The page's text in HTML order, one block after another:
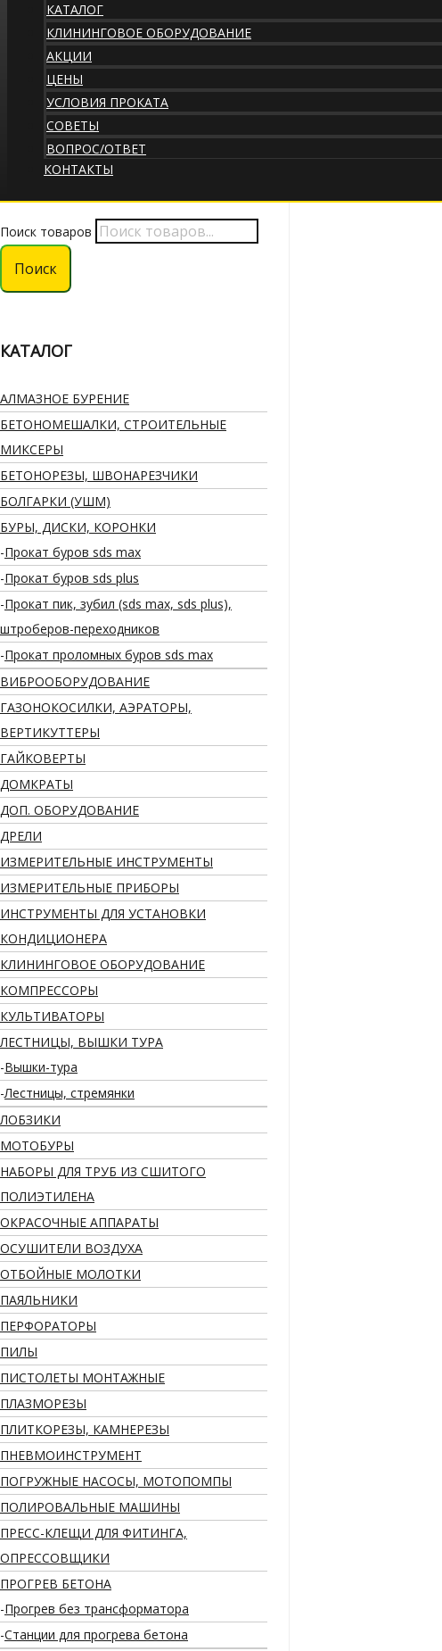
КАТАЛОГ
КЛИНИНГОВОЕ ОБОРУДОВАНИЕ
АКЦИИ
ЦЕНЫ
УСЛОВИЯ ПРОКАТА
СОВЕТЫ
ВОПРОС/ОТВЕТ
КОНТАКТЫ
Поиск товаров
Поиск
КАТАЛОГ
АЛМАЗНОЕ БУРЕНИЕ
БЕТОНОМЕШАЛКИ, СТРОИТЕЛЬНЫЕ
МИКСЕРЫ
БЕТОНОРЕЗЫ, ШВОНАРЕЗЧИКИ
БОЛГАРКИ (УШМ)
БУРЫ, ДИСКИ, КОРОНКИ
Прокат буров sds max
Прокат буров sds plus
Прокат пик, зубил (sds max, sds plus),
штроберов-переходников
Прокат проломных буров sds max
ВИБРООБОРУДОВАНИЕ
ГАЗОНОКОСИЛКИ, АЭРАТОРЫ,
ВЕРТИКУТТЕРЫ
ГАЙКОВЕРТЫ
ДОМКРАТЫ
ДОП. ОБОРУДОВАНИЕ
ДРЕЛИ
ИЗМЕРИТЕЛЬНЫЕ ИНСТРУМЕНТЫ
ИЗМЕРИТЕЛЬНЫЕ ПРИБОРЫ
ИНСТРУМЕНТЫ ДЛЯ УСТАНОВКИ
КОНДИЦИОНЕРА
КЛИНИНГОВОЕ ОБОРУДОВАНИЕ
КОМПРЕССОРЫ
КУЛЬТИВАТОРЫ
ЛЕСТНИЦЫ, ВЫШКИ ТУРА
Вышки-тура
Лестницы, стремянки
ЛОБЗИКИ
МОТОБУРЫ
НАБОРЫ ДЛЯ ТРУБ ИЗ СШИТОГО
ПОЛИЭТИЛЕНА
ОКРАСОЧНЫЕ АППАРАТЫ
ОСУШИТЕЛИ ВОЗДУХА
ОТБОЙНЫЕ МОЛОТКИ
ПАЯЛЬНИКИ
ПЕРФОРАТОРЫ
ПИЛЫ
ПИСТОЛЕТЫ МОНТАЖНЫЕ
ПЛАЗМОРЕЗЫ
ПЛИТКОРЕЗЫ, КАМНЕРЕЗЫ
ПНЕВМОИНСТРУМЕНТ
ПОГРУЖНЫЕ НАСОСЫ, МОТОПОМПЫ
ПОЛИРОВАЛЬНЫЕ МАШИНЫ
ПРЕСС-КЛЕЩИ ДЛЯ ФИТИНГА,
ОПРЕССОВЩИКИ
ПРОГРЕВ БЕТОНА
Прогрев без трансформатора
Станции для прогрева бетона